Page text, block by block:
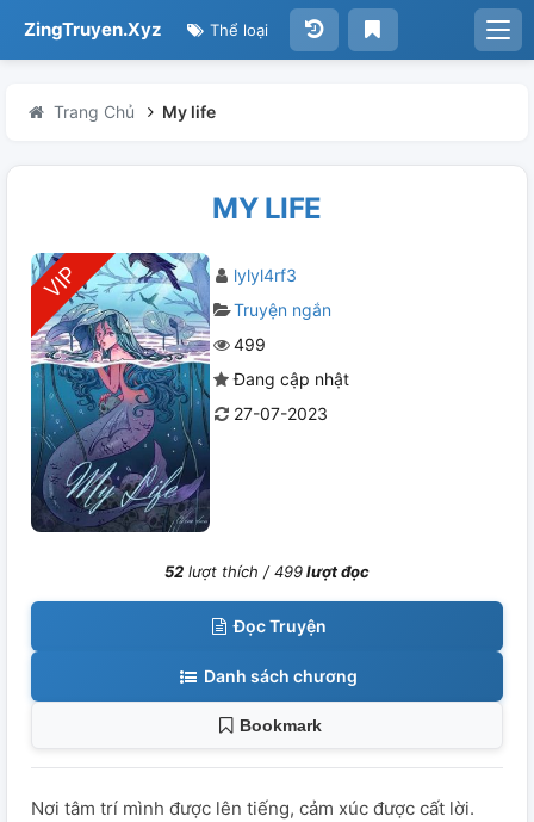
ZingTruyen.Xyz Thể loại
Trang Chủ My life
MY LIFE
lylyl4rf3
Truyện ngắn
499
Đang cập nhật
27-07-2023
52 lượt thích /499lượt đọc
Đọc Truyện
Danh sách chương
Bookmark
Nơi tâm trí mình được lên tiếng, cảm xúc được cất lời.